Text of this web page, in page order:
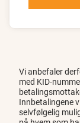
Vi anbefaler
med KID-
Innbetalingene
selvfølgelig